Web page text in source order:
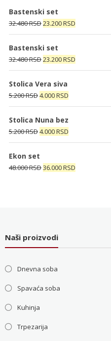
Bastenski set
32.480RSDOriginalna
cena
je
bila:
32.480 RSD.
23.200RSDTrenutna
cena
23.200 RSD.
Bastenski set
32.480RSDOriginalna
cena
je
bila:
32.480 RSD.
23.200RSDTrenutna
cena
Stolica Vera siva
5.200RSDOriginalna
cena
je
bila:
5.200 RSD.
4.000RSDTrenutna
cena
je:
4.000 RSD.
Stolica Nuna bez
5.200RSDOriginalna
cena
je
bila:
4.000RSDTrenutna
cena
4.000 RSD.
Ekon set
48.000RSDOriginalna
36.000RSDTrenutna
Naši proizvodi
Dnevna soba
Spavaća soba
Kuhinja
Trpezarija